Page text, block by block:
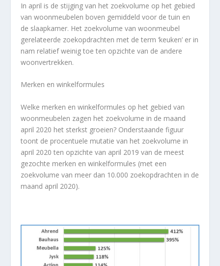
In april is de stijging van het zoekvolume op het gebied
van woonmeubelen boven gemiddeld voor de tuin en
de slaapkamer. Het zoekvolume van woonmeubel
gerelateerde zoekopdrachten met de term ‘keuken’ er in
nam relatief weinig toe ten opzichte van de andere
woonvertrekken.
Merken en winkelformules
Welke merken en winkelformules op het gebied van
woonmeubelen zagen het zoekvolume in de maand
april 2020 het sterkst groeien? Onderstaande figuur
toont de procentuele mutatie van het zoekvolume in
april 2020 ten opzichte van april 2019 van de meest
gezochte merken en winkelformules (met een
zoekvolume van meer dan 10.000 zoekopdrachten in de
maand april 2020).